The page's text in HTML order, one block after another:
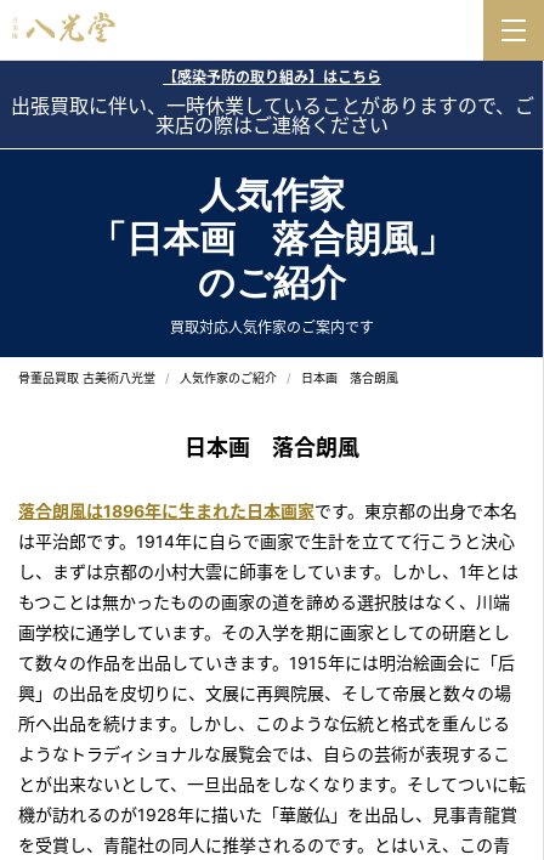
【感染予防の取り組み】はこちら
出張買取に伴い、一時休業していることがありますので、ご
来店の際はご連絡ください
人気作家
「日本画 落合朗風」
のご紹介
買取対応人気作家のご案内です
骨董品買取 古美術八光堂 人気作家のご紹介 日本画 落合朗風
日本画 落合朗風
落合朗風は1896年に生まれた日本画家です。東京都の出身で本名
は平治郎です。1914年に自らで画家で生計を立てて行こうと決心
し、まずは京都の小村大雲に師事をしています。しかし、1年とは
もつことは無かったものの画家の道を諦める選択肢はなく、川端
画学校に通学しています。その入学を期に画家としての研磨とし
て数々の作品を出品していきます。1915年には明治絵画会に「后
興」の出品を皮切りに、文展に再興院展、そして帝展と数々の場
所へ出品を続けます。しかし、このような伝統と格式を重んじる
ようなトラディショナルな展覧会では、自らの芸術が表現するこ
とが出来ないとして、一旦出品をしなくなります。そしてついに転
機が訪れるのが1928年に描いた「華厳仏」を出品し、見事青龍賞
を受賞し、青龍社の同人に推挙されるのです。とはいえ、この青